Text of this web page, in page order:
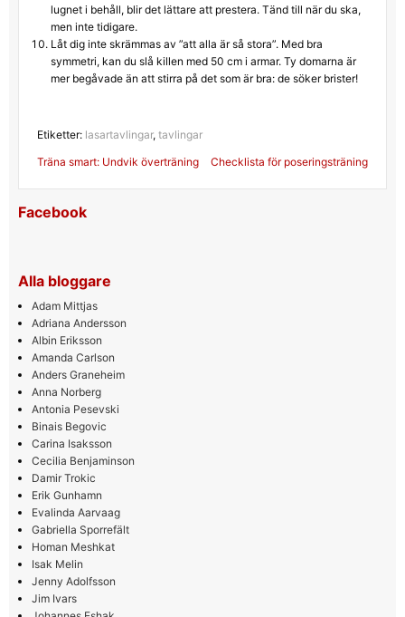
lugnet i behåll, blir det lättare att prestera. Tänd till när du ska,
men inte tidigare.
Låt dig inte skrämmas av ”att alla är så stora”. Med bra
symmetri, kan du slå killen med 50 cm i armar. Ty domarna är
mer begåvade än att stirra på det som är bra: de söker brister!
Etiketter: lasartavlingar, tavlingar
Inläggsnavigering
Träna smart: Undvik överträning Checklista för poseringsträning
Facebook
Alla bloggare
Adam Mittjas
Adriana Andersson
Albin Eriksson
Amanda Carlson
Anders Graneheim
Anna Norberg
Antonia Pesevski
Binais Begovic
Carina Isaksson
Cecilia Benjaminson
Damir Trokic
Erik Gunhamn
Evalinda Aarvaag
Gabriella Sporrefält
Homan Meshkat
Isak Melin
Jenny Adolfsson
Jim Ivars